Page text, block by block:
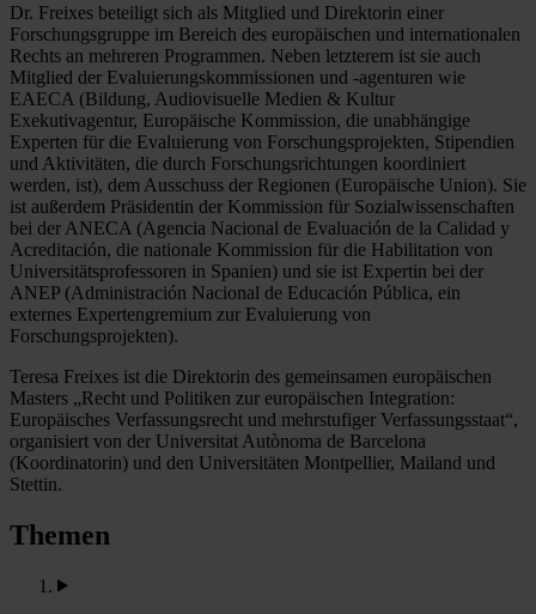
Dr. Freixes beteiligt sich als Mitglied und Direktorin einer
Forschungsgruppe im Bereich des europäischen und internationalen
Rechts an mehreren Programmen. Neben letzterem ist sie auch
Mitglied der Evaluierungskommissionen und -agenturen wie
EAECA (Bildung, Audiovisuelle Medien & Kultur
Exekutivagentur, Europäische Kommission, die unabhängige
Experten für die Evaluierung von Forschungsprojekten, Stipendien
und Aktivitäten, die durch Forschungsrichtungen koordiniert
werden, ist), dem Ausschuss der Regionen (Europäische Union). Sie
ist außerdem Präsidentin der Kommission für Sozialwissenschaften
bei der ANECA (Agencia Nacional de Evaluación de la Calidad y
Acreditación, die nationale Kommission für die Habilitation von
Universitätsprofessoren in Spanien) und sie ist Expertin bei der
ANEP (Administración Nacional de Educación Pública, ein
externes Expertengremium zur Evaluierung von
Forschungsprojekten).
Teresa Freixes ist die Direktorin des gemeinsamen europäischen
Masters „Recht und Politiken zur europäischen Integration:
Europäisches Verfassungsrecht und mehrstufiger Verfassungsstaat“,
organisiert von der Universitat Autònoma de Barcelona
(Koordinatorin) und den Universitäten Montpellier, Mailand und
Stettin.
Themen